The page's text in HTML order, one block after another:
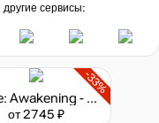
сервисы:
-33%
Dune: Awakening - Deluxe Edition
от 2745 ₽